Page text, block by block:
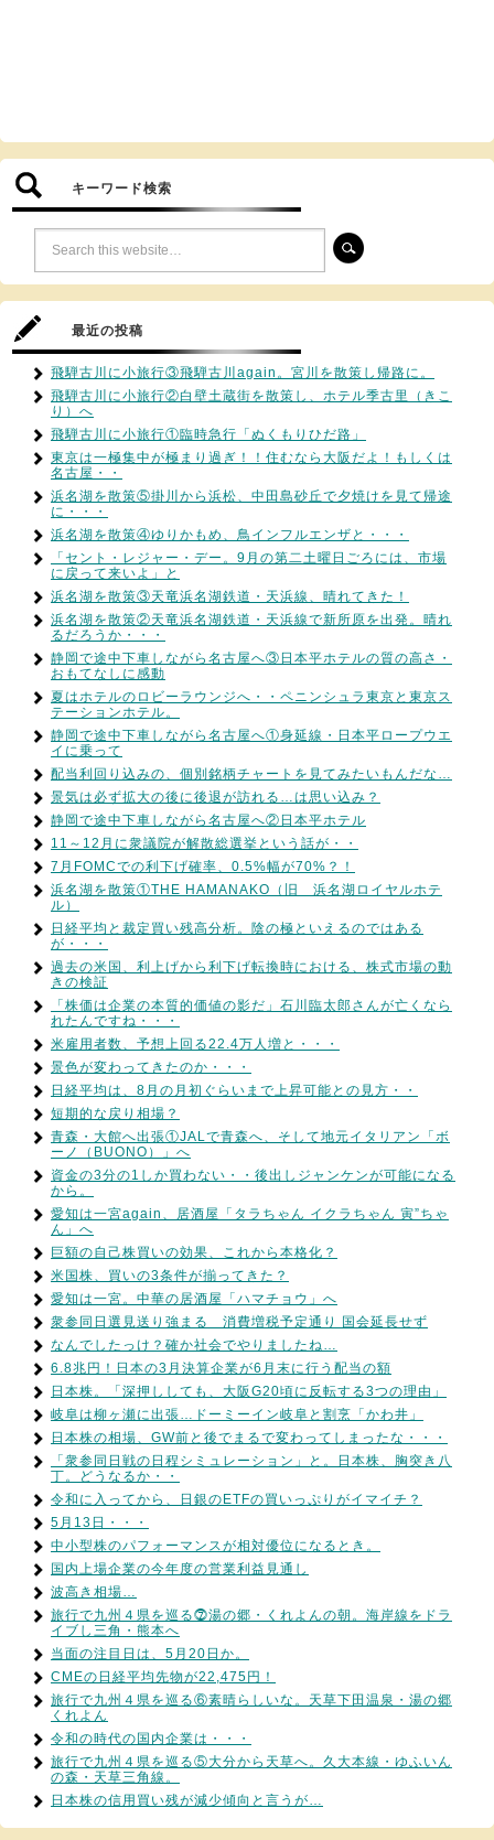
キーワード検索
最近の投稿
飛騨古川に小旅行③飛騨古川again。宮川を散策し帰路に。
飛騨古川に小旅行②白壁土蔵街を散策し、ホテル季古里（きこ
り）へ
飛騨古川に小旅行①臨時急行「ぬくもりひだ路」
東京は一極集中が極まり過ぎ！！住むなら大阪だよ！もしくは
名古屋・・
浜名湖を散策⑤掛川から浜松、中田島砂丘で夕焼けを見て帰途
に・・・
浜名湖を散策④ゆりかもめ、鳥インフルエンザと・・・
「セント・レジャー・デー。9月の第二土曜日ごろには、市場
に戻って来いよ」と
浜名湖を散策③天竜浜名湖鉄道・天浜線、晴れてきた！
浜名湖を散策②天竜浜名湖鉄道・天浜線で新所原を出発。晴れ
るだろうか・・・
静岡で途中下車しながら名古屋へ③日本平ホテルの質の高さ・
おもてなしに感動
夏はホテルのロビーラウンジへ・・ペニンシュラ東京と東京ス
テーションホテル。
静岡で途中下車しながら名古屋へ①身延線・日本平ロープウエ
イに乗って
配当利回り込みの、個別銘柄チャートを見てみたいもんだな…
景気は必ず拡大の後に後退が訪れる…は思い込み？
静岡で途中下車しながら名古屋へ②日本平ホテル
11～12月に衆議院が解散総選挙という話が・・
7月FOMCでの利下げ確率、0.5%幅が70%？！
浜名湖を散策①THE HAMANAKO（旧 浜名湖ロイヤルホテ
ル）
日経平均と裁定買い残高分析。陰の極といえるのではある
が・・・
過去の米国、利上げから利下げ転換時における、株式市場の動
きの検証
「株価は企業の本質的価値の影だ」石川臨太郎さんが亡くなら
れたんですね・・・
米雇用者数、予想上回る22.4万人増と・・・
景色が変わってきたのか・・・
日経平均は、8月の月初ぐらいまで上昇可能との見方・・
短期的な戻り相場？
青森・大館へ出張①JALで青森へ、そして地元イタリアン「ボ
ーノ（BUONO）」へ
資金の3分の1しか買わない・・後出しジャンケンが可能になる
から。
愛知は一宮again、居酒屋「タラちゃん イクラちゃん 寅”ちゃ
ん」へ
巨額の自己株買いの効果、これから本格化？
米国株、買いの3条件が揃ってきた？
愛知は一宮。中華の居酒屋「ハマチョウ」へ
衆参同日選見送り強まる 消費増税予定通り 国会延長せず
なんでしたっけ？確か社会でやりましたね…
6.8兆円！日本の3月決算企業が6月末に行う配当の額
日本株。「深押ししても、大阪G20頃に反転する3つの理由」
岐阜は柳ヶ瀬に出張…ドーミーイン岐阜と割烹「かわ井」
日本株の相場、GW前と後でまるで変わってしまったな・・・
「衆参同日戦の日程シミュレーション」と。日本株、胸突き八
丁。どうなるか・・
令和に入ってから、日銀のETFの買いっぷりがイマイチ？
5月13日・・・
中小型株のパフォーマンスが相対優位になるとき。
国内上場企業の今年度の営業利益見通し
波高き相場…
旅行で九州４県を巡る⓻湯の郷・くれよんの朝。海岸線をドラ
イブし三角・熊本へ
当面の注目日は、5月20日か。
CMEの日経平均先物が22,475円！
旅行で九州４県を巡る⑥素晴らしいな。天草下田温泉・湯の郷
くれよん
令和の時代の国内企業は・・・
旅行で九州４県を巡る⑤大分から天草へ。久大本線・ゆふいん
の森・天草三角線。
日本株の信用買い残が減少傾向と言うが…